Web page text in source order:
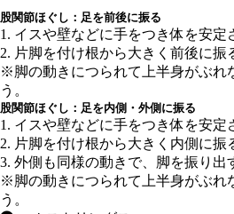
股関節ほぐし：足を前後に振る
1. イスや壁などに手をつき体を安定
2. 片脚を付け根から大きく前後に振
※脚の動きにつられて上半身がぶれ
う。
股関節ほぐし：足を内側・外側に振る
1. イスや壁などに手をつき体を安定
2. 片脚を付け根から大きく内側に振
3. 外側も同様の動きで、脚を振り出
※脚の動きにつられて上半身がぶれ
う。